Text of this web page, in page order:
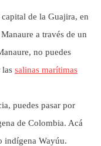
de la Guajira, en
a través de un
no puedes
las salinas marítimas
puedes pasar por
de Colombia. Acá
indígena Wayúu.